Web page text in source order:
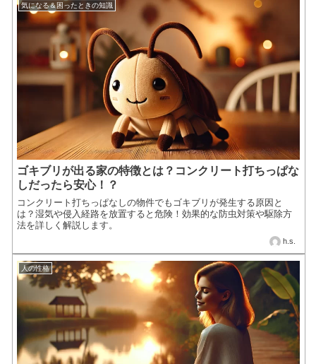
気になる＆困ったときの知識
ゴキブリが出る家の特徴とは？コンクリート打ちっぱな
しだったら安心！？
コンクリート打ちっぱなしの物件でもゴキブリが発生する原因と
は？湿気や侵入経路を放置すると危険！効果的な防虫対策や駆除方
法を詳しく解説します。
h.s.
人の性格